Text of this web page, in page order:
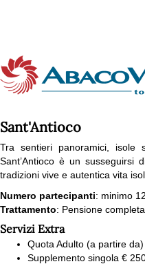
Sant'Antioco
Tra sentieri panoramici, isole
Sant’Antioco è un susseguirsi
tradizioni vive e autentica vita
Numero partecipanti: minimo
Trattamento: Pensione
Servizi Extra
Quota Adulto (a partire
Supplemento singola €